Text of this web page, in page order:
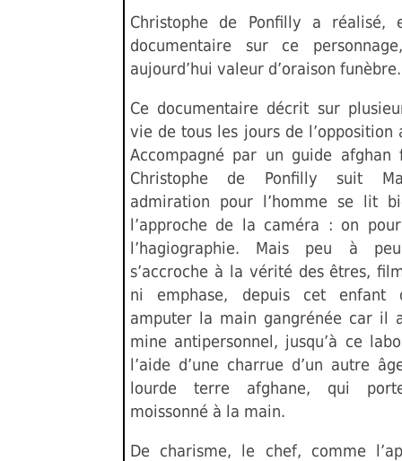
Christophe de Ponfilly a réalisé,
documentaire sur ce
aujourd’hui valeur d’oraison funèbre.
Ce documentaire décrit sur
vie de tous les jours de l’opposition
Accompagné par un guide afghan
Christophe de Ponfilly suit
admiration pour l’homme se lit
l’approche de la caméra : on
l’hagiographie. Mais peu à
s’accroche à la vérité des êtres,
ni emphase, depuis cet
amputer la main gangrénée car il
mine antipersonnel, jusqu’à ce
l’aide d’une charrue d’un autre
lourde terre afghane, qui
moissonné à la main.
De charisme, le chef, comme